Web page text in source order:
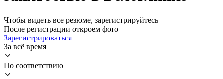
Чтобы видеть все резюме, зарегистрируйтесь
После регистрации откроем фото
Зарегистрироваться
За всё время
По соответствию